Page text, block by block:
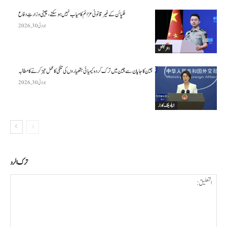
انٹرنیشنل
فلپائن کے غیر قانونی عزائم کامیاب نہیں ہو سکتے ، چینی وزارتِ دفاع
جولائی 30, 2026
ڈپلومیٹک کارنر
چین کا جاپان سے چین میں ترک کردہ کیمیائی ہتھیاروں کی تلفی کا عمل تیز کرنے کا مطالبہ
جولائی 30, 2026
ترك الرد